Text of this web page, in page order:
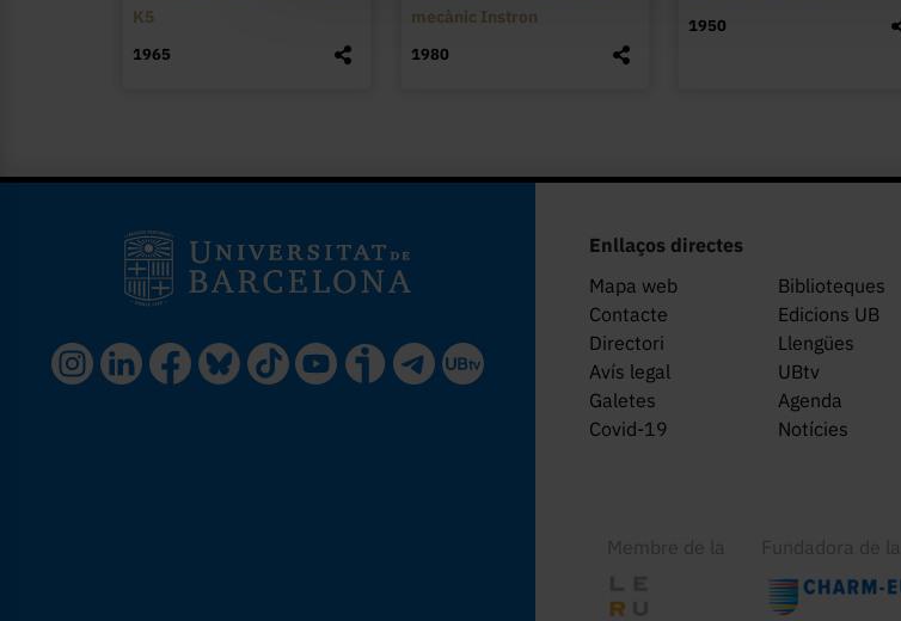
K5
1965
mecànic Instron
1980
1950
Enllaços directes
Mapa web
Biblioteques
Contacte
Edicions UB
Directori
Llengües
Avís legal
UBtv
Galetes
Agenda
Covid-19
Notícies
Membre de la Fundadora de la